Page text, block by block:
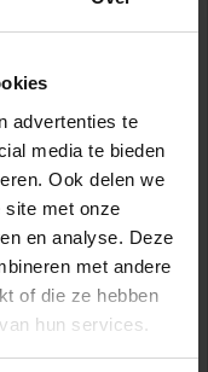
advertenties te
media te bieden
Ook delen we
site met onze
en analyse. Deze
met andere
of die ze hebben
hun services.